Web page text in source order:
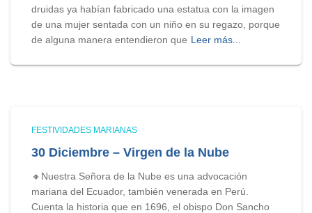
druidas ya habían fabricado una estatua con la imagen
de una mujer sentada con un niño en su regazo, porque
de alguna manera entendieron que Leer más...
FESTIVIDADES MARIANAS
30 Diciembre – Virgen de la Nube
🔸Nuestra Señora de la Nube es una advocación
mariana del Ecuador, también venerada en Perú.
Cuenta la historia que en 1696, el obispo Don Sancho